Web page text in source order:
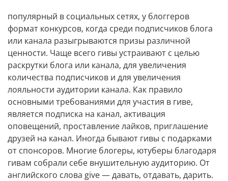
популярный в социальных сетях, у блоггеров
формат конкурсов, когда среди подписчиков блога
или канала разыгрываются призы различной
ценности. Чаще всего гивы устраивают с целью
раскрутки блога или канала, для увеличения
количества подписчиков и для увеличения
лояльности аудитории канала. Как правило
основными требованиями для участия в гиве,
является подписка на канал, активация
оповещений, проставление лайков, приглашение
друзей на канал. Иногда бывают гивы с подарками
от спонсоров. Многие блогеры, ютуберы благодаря
гивам собрали себе внушительную аудиторию. От
английского слова give — давать, отдавать, дарить.